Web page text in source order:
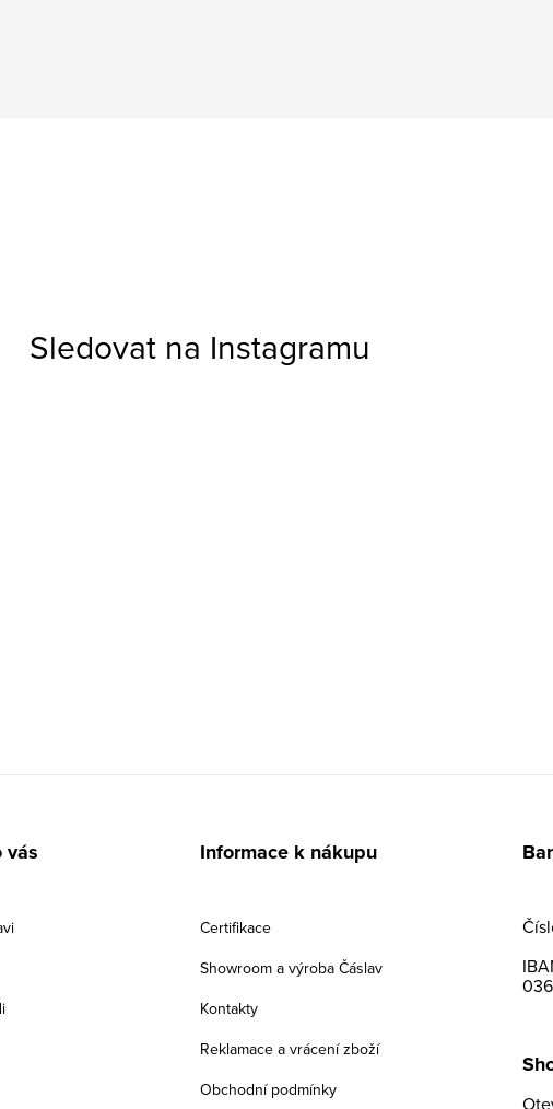
Sledovat na Instagramu
vás Informace k nákupu
Certifikace
Showroom a výroba Čáslav
Kontakty
Reklamace a vrácení zboží
Obchodní podmínky